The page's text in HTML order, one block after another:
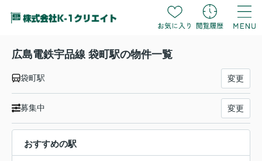
広島電鉄宇品線 袋町駅の物件一覧
袋町駅 変更
募集中 変更
おすすめの駅